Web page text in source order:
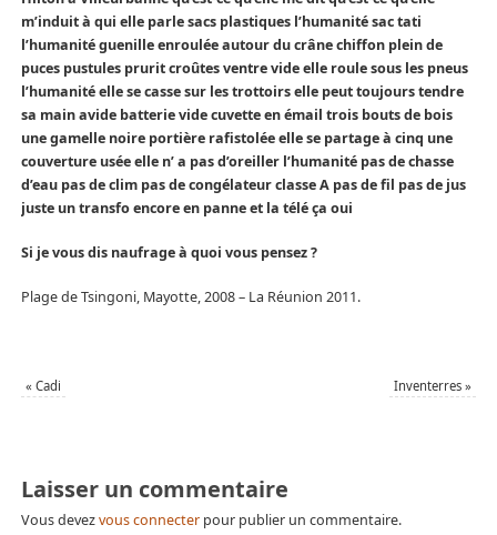
m’induit à qui elle parle sacs plastiques l’humanité sac tati
l’humanité guenille enroulée autour du crâne chiffon plein de
puces pustules prurit croûtes ventre vide elle roule sous les pneus
l’humanité elle se casse sur les trottoirs elle peut toujours tendre
sa main avide batterie vide cuvette en émail trois bouts de bois
une gamelle noire portière rafistolée elle se partage à cinq une
couverture usée elle n’ a pas d’oreiller l’humanité pas de chasse
d’eau pas de clim pas de congélateur classe A pas de fil pas de jus
juste un transfo encore en panne et la télé ça oui
Si je vous dis naufrage à quoi vous pensez ?
Plage de Tsingoni, Mayotte, 2008 – La Réunion 2011.
« Cadi Inventerres»
Laisser un commentaire
Vous devezvous connecterpour publier un commentaire.